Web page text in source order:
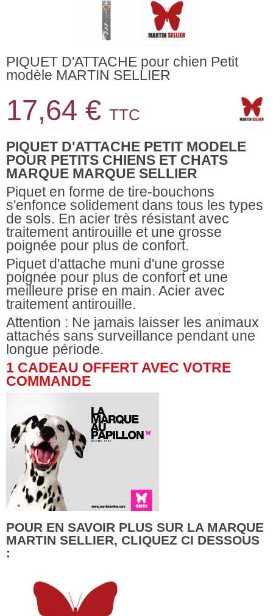
PIQUET D'ATTACHE pour chien Petit
modèle MARTIN SELLIER
17,64 € TTC
PIQUET D'ATTACHE PETIT MODELE
POUR PETITS CHIENS ET CHATS
MARQUE MARQUE SELLIER
Piquet en forme de tire-bouchons
s'enfonce solidement dans tous les types
de sols. En acier très résistant avec
traitement antirouille et une grosse
poignée pour plus de confort.
Piquet d'attache muni d'une grosse
poignée pour plus de confort et une
meilleure prise en main. Acier avec
traitement antirouille.
Attention : Ne jamais laisser les animaux
attachés sans surveillance pendant une
longue période.
1 CADEAU OFFERT AVEC VOTRE
COMMANDE
POUR EN SAVOIR PLUS SUR LA MARQUE
MARTIN SELLIER, CLIQUEZ CI DESSOUS
: